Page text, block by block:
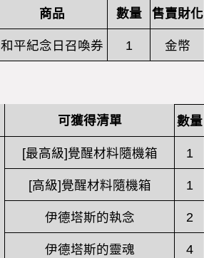
商品 數量 售賣財化
和平紀念日召喚券 1 金幣
可獲得清單 數量
[最高級]覺醒材料隨機箱 1
[高級]覺醒材料隨機箱 1
伊德塔斯的執念 2
伊德塔斯的靈魂 4